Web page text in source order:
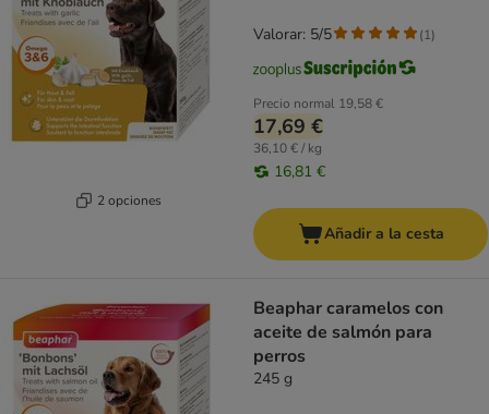
2 opciones
Precio normal 19,58 €
17,69 €
36,10 € / kg
16,81 €
Valorar: 5/5 (1)
Añadir a la cesta
Beaphar caramelos con
aceite de salmón para
perros
245 g